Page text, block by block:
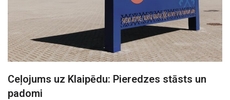
Ceļojums uz Klaipēdu: Pieredzes stāsts un
padomi